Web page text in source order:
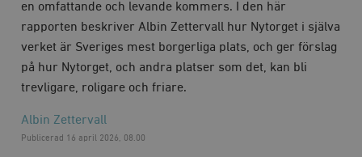
en omfattande och levande kommers. I den här
rapporten beskriver Albin Zettervall hur Nytorget i själva
verket är Sveriges mest borgerliga plats, och ger förslag
på hur Nytorget, och andra platser som det, kan bli
trevligare, roligare och friare.
Albin Zettervall
Publicerad 16 april 2026, 08.00